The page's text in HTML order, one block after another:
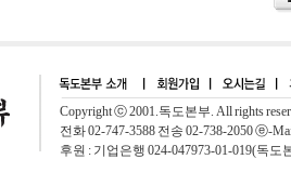
Copyright ⓒ 2001.독도본부. All rights
전화 02-747-3588 전송 02-738-2050 ⓔ-
후원 : 기업은행 024-047973-01-019(독도